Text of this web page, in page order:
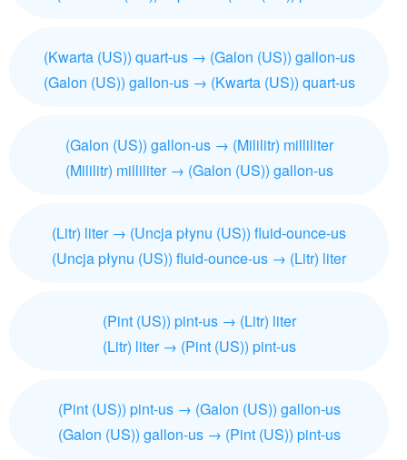
(Kwarta (US)) quart-us → (Galon (US)) gallon-us
(Galon (US)) gallon-us → (Kwarta (US)) quart-us
(Galon (US)) gallon-us → (Mililitr) milliliter
(Mililitr) milliliter → (Galon (US)) gallon-us
(Litr) liter → (Uncja płynu (US)) fluid-ounce-us
(Uncja płynu (US)) fluid-ounce-us → (Litr) liter
(Pint (US)) pint-us → (Litr) liter
(Litr) liter → (Pint (US)) pint-us
(Pint (US)) pint-us → (Galon (US)) gallon-us
(Galon (US)) gallon-us → (Pint (US)) pint-us